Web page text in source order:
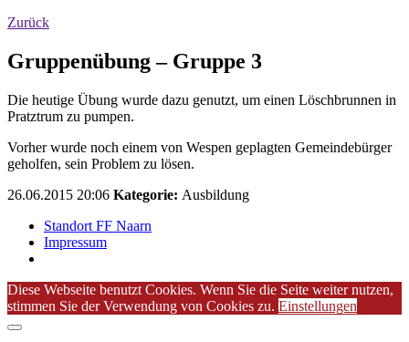
Zurück
Gruppenübung – Gruppe 3
Die heutige Übung wurde dazu genutzt, um einen Löschbrunnen in
Pratztrum zu pumpen.
Vorher wurde noch einem von Wespen geplagten Gemeindebürger
geholfen, sein Problem zu lösen.
26.06.2015 20:06 Kategorie: Ausbildung
Standort FF Naarn
Impressum
Diese Webseite benutzt Cookies. Wenn Sie die Seite weiter nutzen,
stimmen Sie der Verwendung von Cookies zu. Einstellungen